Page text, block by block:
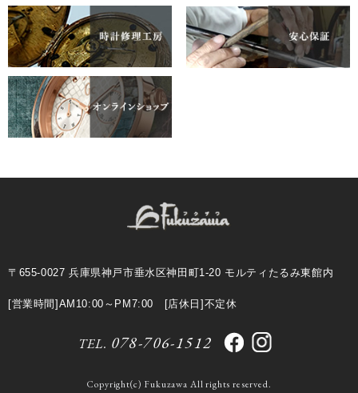
〒655-0027 兵庫県神戸市垂水区神田町1-20 モルティたるみ東館内
[営業時間]AM10:00～PM7:00 [店休日]不定休
TEL. 078-706-1512
Copyright(c) Fukuzawa All rights reserved.